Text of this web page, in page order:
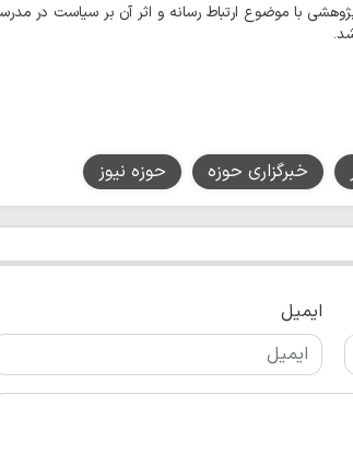
با موضوع ارتباط رسانه و اثر آن بر سیاست در
خبرگزاری حوزه حوزه نیوز
ایمیل